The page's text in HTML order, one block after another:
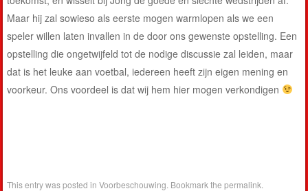
Maar hij zal sowieso als eerste mogen warmlopen als we een
speler willen laten invallen in de door ons gewenste opstelling. Een
opstelling die ongetwijfeld tot de nodige discussie zal leiden, maar
dat is het leuke aan voetbal, iedereen heeft zijn eigen mening en
voorkeur. Ons voordeel is dat wij hem hier mogen verkondigen
This entry was posted inVoorbeschouwing . Bookmark thepermalink